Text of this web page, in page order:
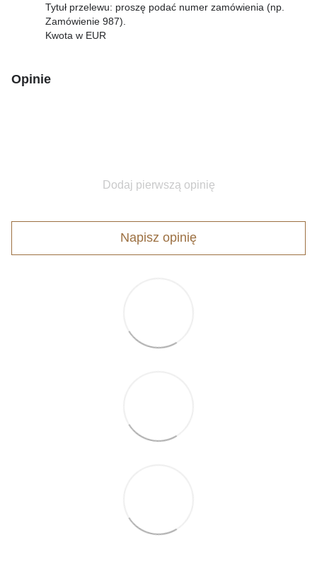
Tytuł przelewu: proszę podać numer zamówienia (np.
Zamówienie 987).
Kwota w EUR
Opinie
Dodaj pierwszą opinię
Napisz opinię